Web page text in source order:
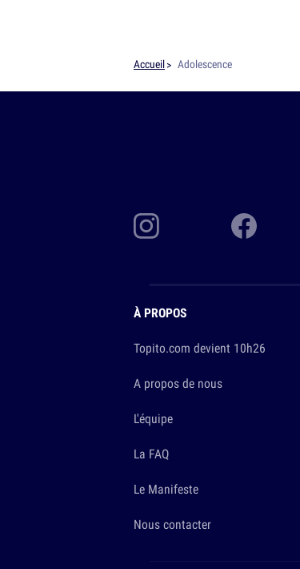
Accueil Adolescence
À PROPOS
Topito.com devient 10h26
A propos de nous
L'équipe
La FAQ
Le Manifeste
Nous contacter